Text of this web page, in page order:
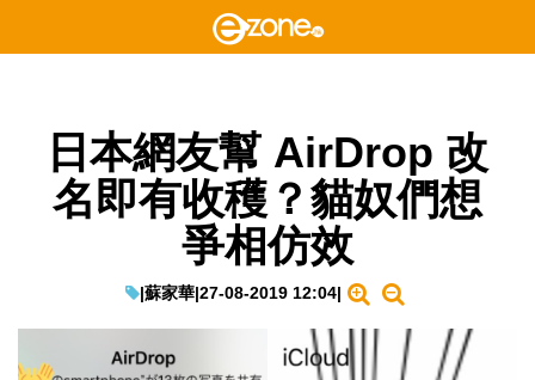
日本網友幫 AirDrop 改
名即有收穫？貓奴們想
爭相仿效
|蘇家華|27-08-2019 12:04|